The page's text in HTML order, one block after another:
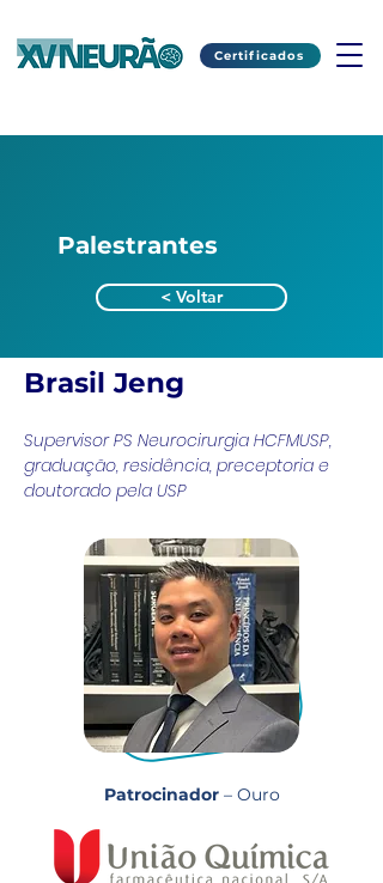
Certificados
Palestrantes
< Voltar
Brasil Jeng
Supervisor PS Neurocirurgia HCFMUSP,
graduação, residência, preceptoria e
doutorado pela USP
Patrocinador– Ouro